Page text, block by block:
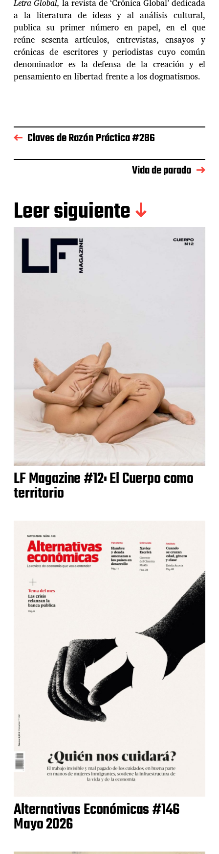
a la literatura de ideas y al análisis cultural,
publica su primer número en papel, en el que
reúne sesenta artículos, entrevistas, ensayos y
crónicas de escritores y periodistas cuyo común
denominador es la defensa de la creación y el
pensamiento en libertad frente a los dogmatismos.
Claves de Razón Práctica #286
Vida de parado
Leer siguiente
LF Magazine #12: El Cuerpo como
territorio
Alternativas Económicas #146
Mayo 2026